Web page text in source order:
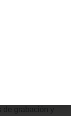
de grabación y